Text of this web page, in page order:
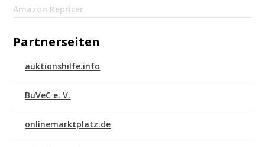
Amazon Repricer
Partnerseiten
auktionshilfe.info
BuVeC e. V.
onlinemarktplatz.de